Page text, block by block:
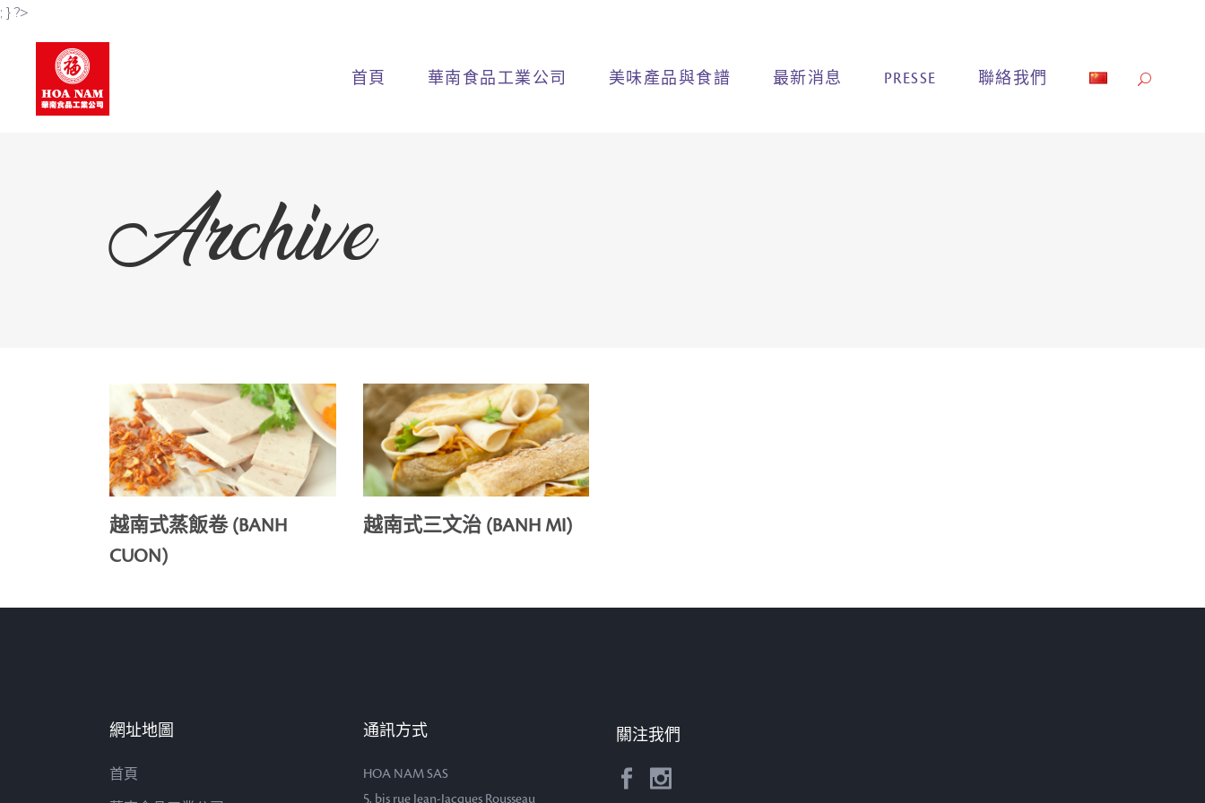
; } ?>
首頁 華南食品工業公司 美味產品與食譜 最新消息 PRESSE 聯絡我們
Archive
越南式蒸飯卷 (BANH
CUON)
越南式三文治 (BANH MI)
網址地圖
首頁
通訊方式
HOA NAM SAS
5, bis rue Jean-Jacques Rousseau
關注我們